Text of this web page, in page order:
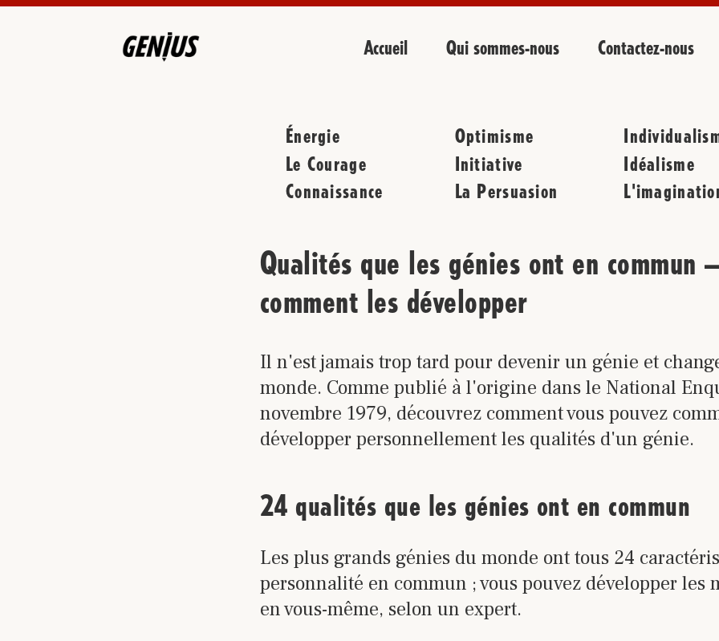
Accueil Qui sommes-nous Contactez-nous
Énergie
Le Courage
Connaissance
Optimisme
Initiative
La Persuasion
Idéalisme
Qualités que les génies ont en commun
comment les développer
Il n'est jamais trop tard pour devenir un génie et
monde. Comme publié à l'origine dans le National
novembre 1979, découvrez comment vous pouvez
développer personnellement les qualités d'un génie.
24 qualités que les génies ont en commun
Les plus grands génies du monde ont tous 24
personnalité en commun ; vous pouvez développer les
en vous-même, selon un expert.